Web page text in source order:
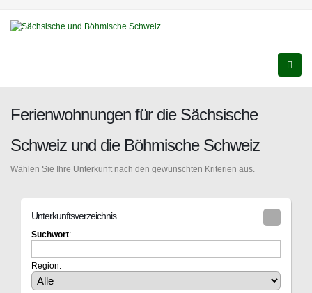
Ferienwohnungen für die Sächsische
Schweiz und die Böhmische Schweiz
Wählen Sie Ihre Unterkunft nach den gewünschten Kriterien aus.
Unterkunftsverzeichnis
Suchwort:
Region: